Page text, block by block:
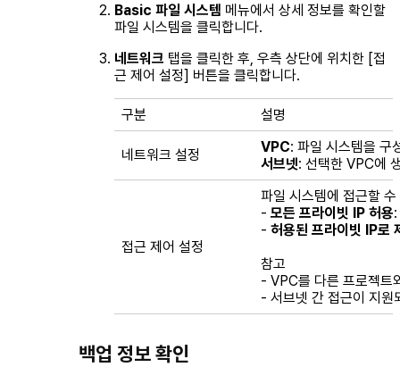
Basic 파일 시스템 메뉴에서 상세 정보를 확인할
파일 시스템을 클릭합니다.
네트워크 탭을 클릭한 후, 우측 상단에 위치한 [접
근 제어 설정] 버튼을 클릭합니다.
구분 설명
네트워크 설정 VPC: 파일 시스템을 구
서브넷: 선택한 VPC에
접근 제어 설정
파일 시스템에 접근할
- 모든 프라이빗 IP 허용
- 허용된 프라이빗 IP로
참고
- VPC를 다른 프로젝트
- 서브넷 간 접근이 지원
백업 정보 확인